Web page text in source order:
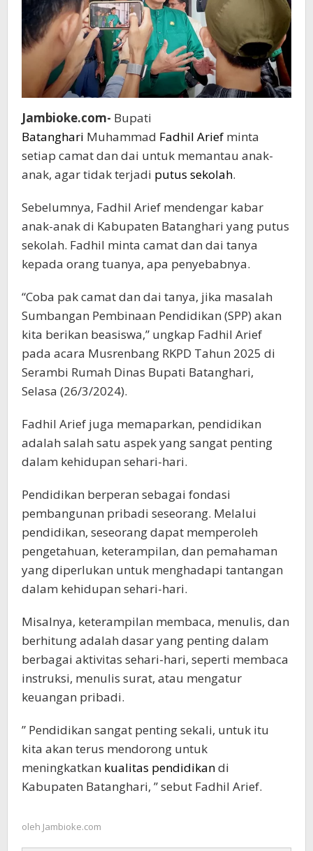
Jambioke.com- Bupati
Batanghari Muhammad Fadhil Arief minta
setiap camat dan dai untuk memantau anak-
anak, agar tidak terjadi putus sekolah.
Sebelumnya, Fadhil Arief mendengar kabar
anak-anak di Kabupaten Batanghari yang putus
sekolah. Fadhil minta camat dan dai tanya
kepada orang tuanya, apa penyebabnya.
“Coba pak camat dan dai tanya, jika masalah
Sumbangan Pembinaan Pendidikan (SPP) akan
kita berikan beasiswa,” ungkap Fadhil Arief
pada acara Musrenbang RKPD Tahun 2025 di
Serambi Rumah Dinas Bupati Batanghari,
Selasa (26/3/2024).
Fadhil Arief juga memaparkan, pendidikan
adalah salah satu aspek yang sangat penting
dalam kehidupan sehari-hari.
Pendidikan berperan sebagai fondasi
pembangunan pribadi seseorang. Melalui
pendidikan, seseorang dapat memperoleh
pengetahuan, keterampilan, dan pemahaman
yang diperlukan untuk menghadapi tantangan
dalam kehidupan sehari-hari.
Misalnya, keterampilan membaca, menulis, dan
berhitung adalah dasar yang penting dalam
berbagai aktivitas sehari-hari, seperti membaca
instruksi, menulis surat, atau mengatur
keuangan pribadi.
” Pendidikan sangat penting sekali, untuk itu
kita akan terus mendorong untuk
meningkatkan kualitas pendidikandi
Kabupaten Batanghari, ” sebut Fadhil Arief.
oleh Jambioke.com